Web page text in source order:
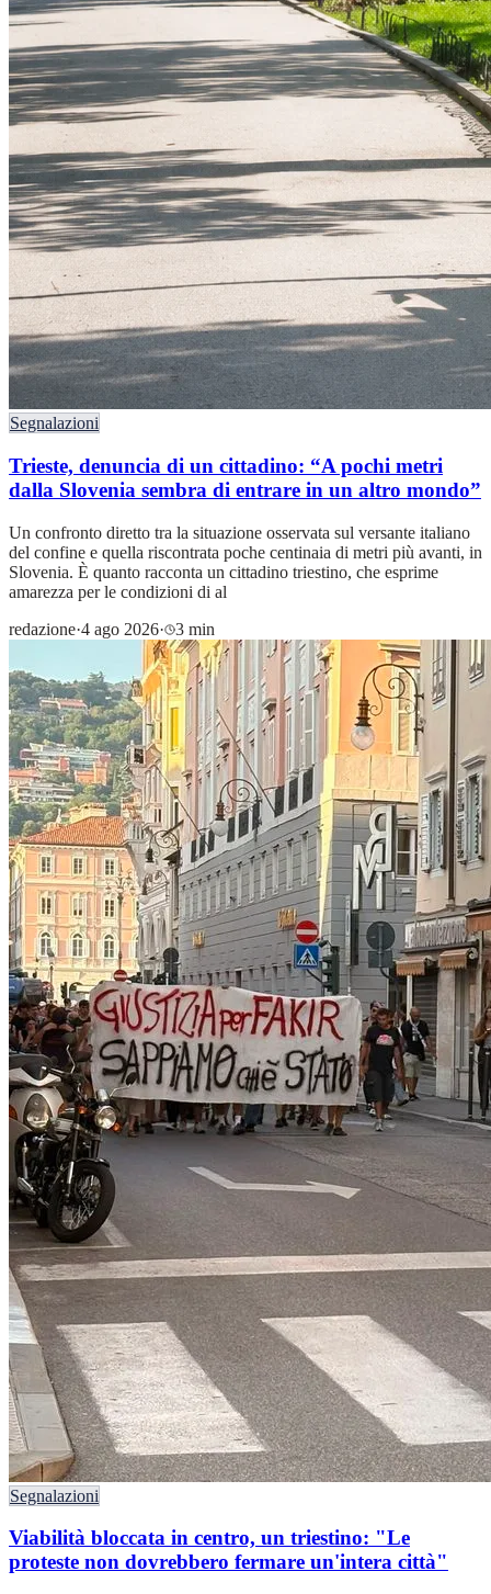
Segnalazioni
Trieste, denuncia di un cittadino: “A pochi metri
dalla Slovenia sembra di entrare in un altro mondo”
Un confronto diretto tra la situazione osservata sul versante italiano
del confine e quella riscontrata poche centinaia di metri più avanti, in
Slovenia. È quanto racconta un cittadino triestino, che esprime
amarezza per le condizioni di al
redazione·4 ago 2026· 3 min
Segnalazioni
Viabilità bloccata in centro, un triestino: "Le
proteste non dovrebbero fermare un'intera città"